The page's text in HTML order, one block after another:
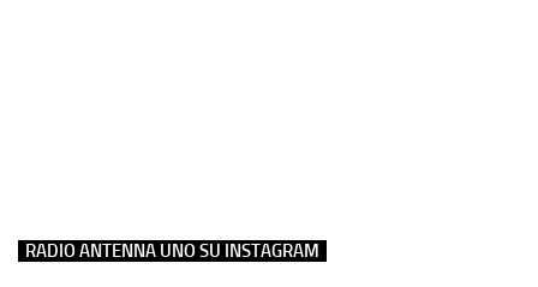
RADIO ANTENNA UNO SU INSTAGRAM